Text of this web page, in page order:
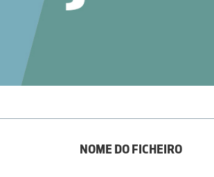
NOME DO FICHEIRO